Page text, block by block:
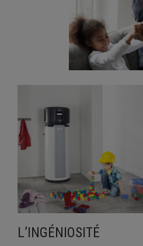
L’INGÉNIOSITÉ